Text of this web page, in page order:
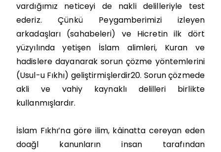
vardığımız neticeyi de nakli delilleriyle test
ederiz. Çünkü Peygamberimizi izleyen
arkadaşları (sahabeleri) ve Hicretin ilk dört
yüzyılında yetişen İslam alimleri, Kuran ve
hadislere dayanarak sorun çözme yöntemlerini
(Usul-u Fıkhı) geliştirmişlerdir20. Sorun çözmede
akli ve vahiy kaynaklı delilleri birlikte
kullanmışlardır.
İslam Fıkhı’na göre ilim, kâinatta cereyan eden
doağl kanunların insan tarafından